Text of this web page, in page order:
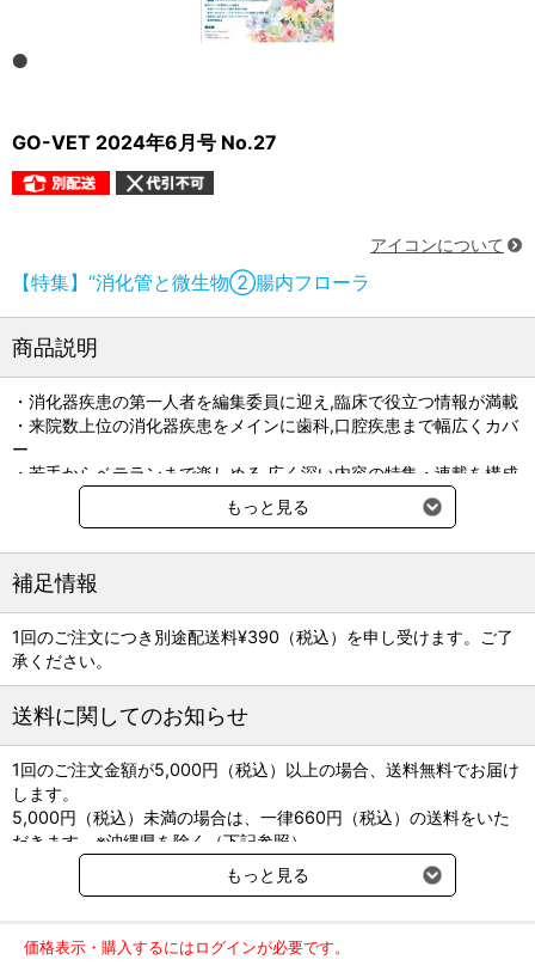
GO-VET 2024年6月号 No.27
アイコンについて
【特集】“消化管と微生物②腸内フローラ
商品説明
・消化器疾患の第一人者を編集委員に迎え,臨床で役立つ情報が満載
・来院数上位の消化器疾患をメインに歯科,口腔疾患まで幅広くカバ
ー
・若手からベテランまで楽しめる,広く深い内容の特集・連載を構成
・消化器疾患においてよく適用する内科的管理のみでなく外科的管
理についても言及
編集委員長
亘 敏広（日本大学）
編集委員
大田 寛（酪農学園大学）
大野耕一（動物医療センターPeco）
坂井 学（日本大学）
センター センター長）
編集アドバイザー
藤田桂一（フジタ動物病院）
・2024年6月20日発刊
もっと見る
補足情報
1回のご注文につき別途配送料¥390（税込）を申し受けます。ご了
承ください。
送料に関してのお知らせ
1回のご注文金額が5,000円（税込）以上の場合、送料無料でお届け
します。
5,000円（税込）未満の場合は、一律660円（税込）の送料をいた
だきます。※沖縄県を除く（下記参照）
※2017年11月14日（火）より沖縄県へのお届けにつきましては、1
回のご注文金額（税込）が、30,000円以上で配送無料となります。
ご了承のほどよろしくお願い致します。
弊社都合でお届けが２回以上に分かれる場合の送料負担は、１回分
もっと見る
価格表示・購入するにはログインが必要です。